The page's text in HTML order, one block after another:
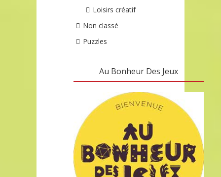
Loisirs créatif
Non classé
Puzzles
Au Bonheur Des Jeux